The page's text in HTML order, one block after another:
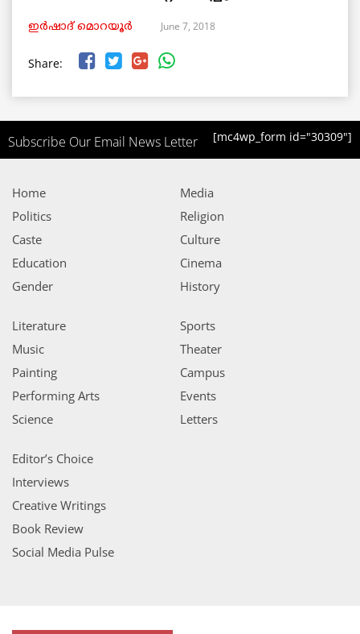
ഇര്‍ഷാദ് മൊറയൂര്‍ June 7, 2018
Share:
Subscribe Our Email News Letter [mc4wp_form id="30309"]
Home
Politics
Caste
Education
Gender
Media
Religion
Culture
Cinema
History
Literature
Music
Painting
Performing Arts
Science
Sports
Theater
Campus
Events
Letters
Editor’s Choice
Interviews
Creative Writings
Book Review
Social Media Pulse